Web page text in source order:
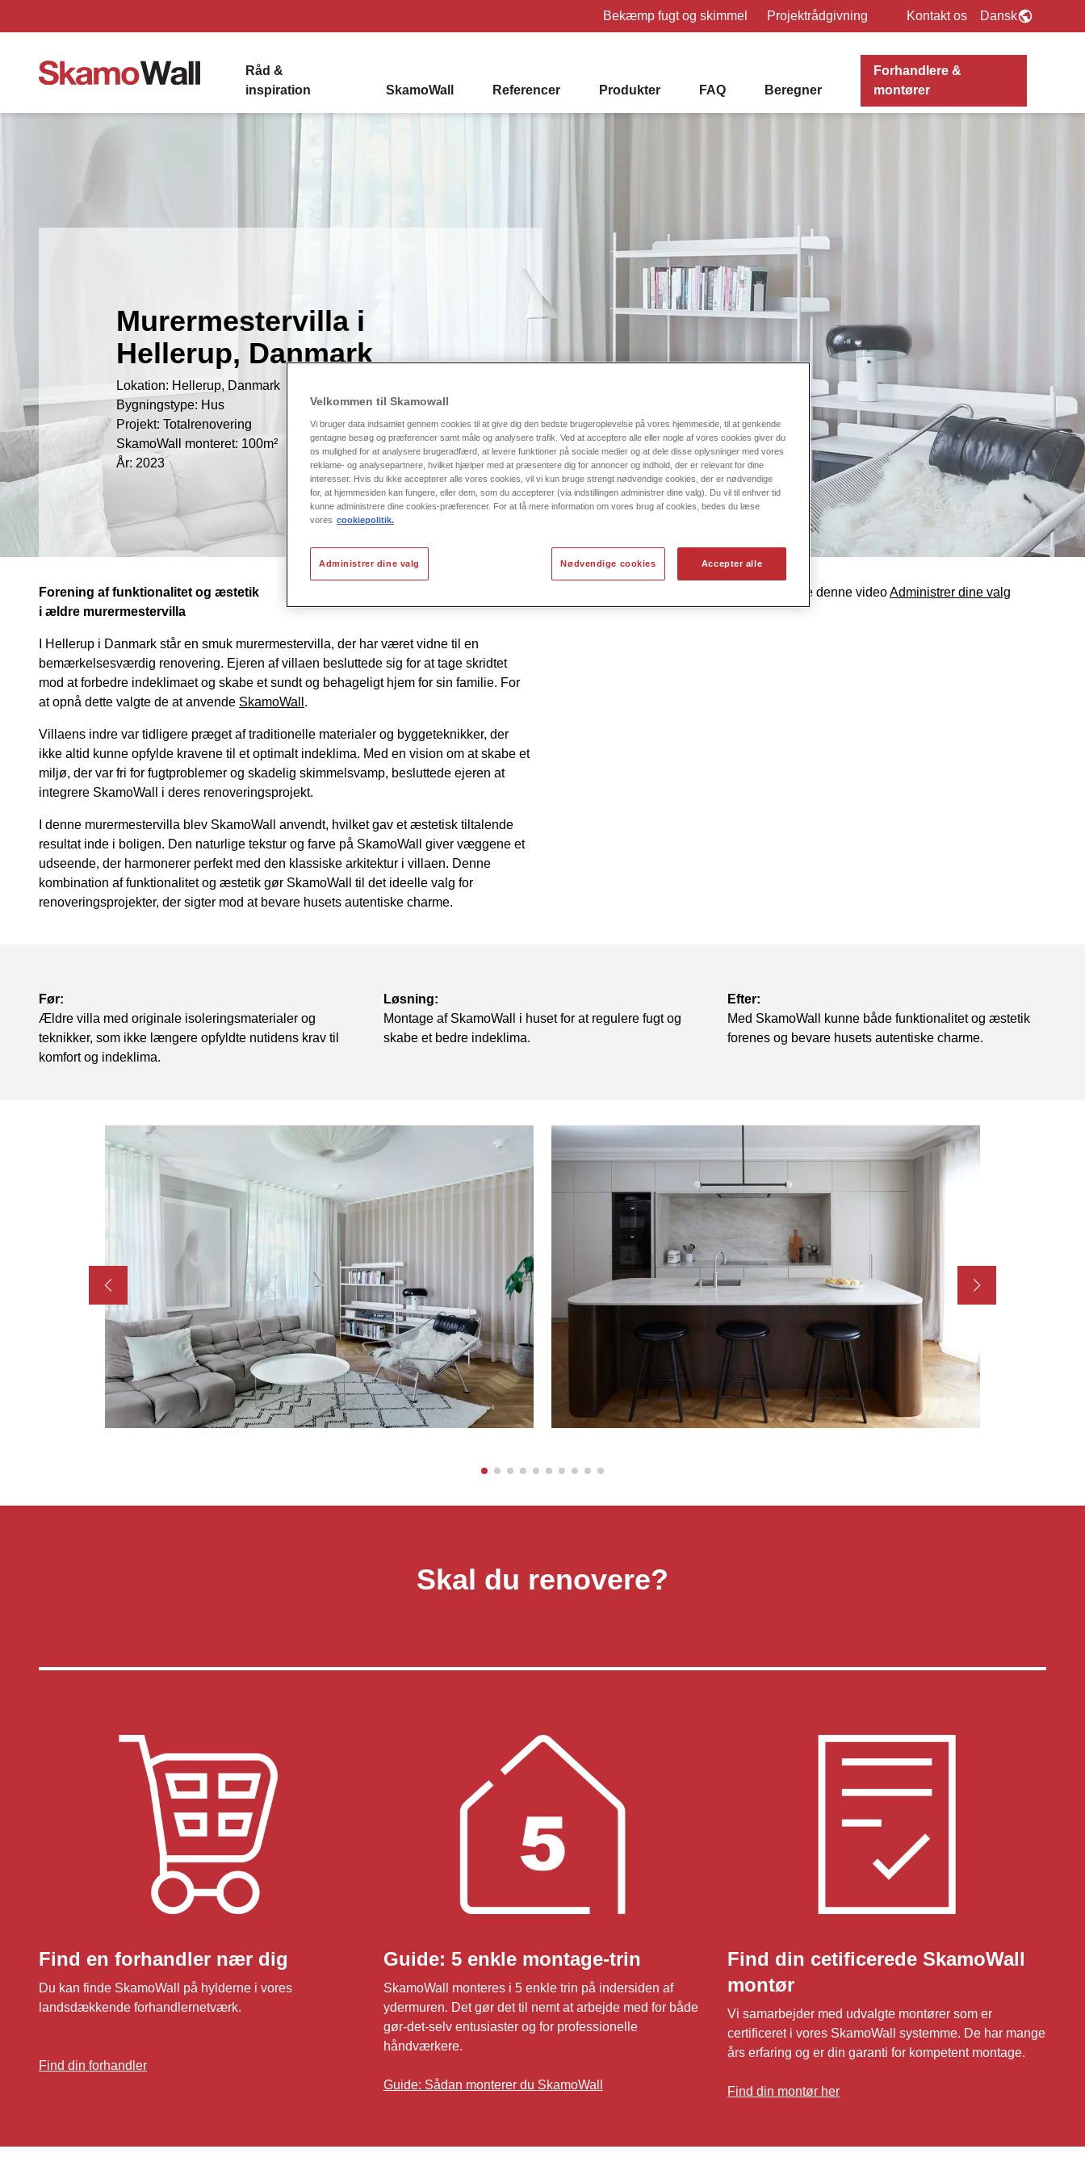
Bekæmp fugt og skimmel Projektrådgivning Kontakt os Dansk
Råd &
inspiration
SkamoWall Referencer Produkter FAQ Beregner
Forhandlere &
montører
Murermestervilla i
Hellerup, Danmark
Lokation: Hellerup, Danmark
Bygningstype: Hus
Projekt: Totalrenovering
SkamoWall monteret: 100m²
År: 2023
Forening af funktionalitet og æstetik
i ældre murermestervilla
I Hellerup i Danmark står en smuk murermestervilla, der har været vidne til en
bemærkelsesværdig renovering. Ejeren af villaen besluttede sig for at tage skridtet
mod at forbedre indeklimaet og skabe et sundt og behageligt hjem for sin familie. For
at opnå dette valgte de at anvende SkamoWall .
Villaens indre var tidligere præget af traditionelle materialer og byggeteknikker, der
ikke altid kunne opfylde kravene til et optimalt indeklima. Med en vision om at skabe et
miljø, der var fri for fugtproblemer og skadelig skimmelsvamp, besluttede ejeren at
integrere SkamoWall i deres renoveringsprojekt.
I denne murermestervilla blev SkamoWall anvendt, hvilket gav et æstetisk tiltalende
resultat inde i boligen. Den naturlige tekstur og farve på SkamoWall giver væggene et
udseende, der harmonerer perfekt med den klassiske arkitektur i villaen. Denne
kombination af funktionalitet og æstetik gør SkamoWall til det ideelle valg for
renoveringsprojekter, der sigter mod at bevare husets autentiske charme.
Accepter venligst marketingscookies for at se denne videoAdministrer dine valg
Før:
Ældre villa med originale isoleringsmaterialer og
teknikker, som ikke længere opfyldte nutidens krav til
komfort og indeklima.
Løsning:
Montage af SkamoWall i huset for at regulere fugt og
skabe et bedre indeklima.
Efter:
Med SkamoWall kunne både funktionalitet og æstetik
forenes og bevare husets autentiske charme.
Skal du renovere?
Find en forhandler nær dig
Du kan finde SkamoWall på hylderne i vores
landsdækkende forhandlernetværk.
Find din forhandler
Guide: 5 enkle montage-trin
SkamoWall monteres i 5 enkle trin på indersiden af
ydermuren. Det gør det til nemt at arbejde med for både
gør-det-selv entusiaster og for professionelle
håndværkere.
Guide: Sådan monterer du SkamoWall
Find din cetificerede SkamoWall
montør
Vi samarbejder med udvalgte montører som er
certificeret i vores SkamoWall systemme. De har mange
års erfaring og er din garanti for kompetent montage.
Find din montør her
Velkommen til Skamowall
Vi bruger data indsamlet gennem cookies til at give dig den bedste brugeroplevelse på vores hjemmeside, til at genkende
gentagne besøg og præferencer samt måle og analysere trafik. Ved at acceptere alle eller nogle af vores cookies giver du
os mulighed for at analysere brugeradfærd, at levere funktioner på sociale medier og at dele disse oplysninger med vores
reklame- og analysepartnere, hvilket hjælper med at præsentere dig for annoncer og indhold, der er relevant for dine
interesser. Hvis du ikke accepterer alle vores cookies, vil vi kun bruge strengt nødvendige cookies, der er nødvendige
for, at hjemmesiden kan fungere, eller dem, som du accepterer (via indstillingen administrer dine valg). Du vil til enhver tid
kunne administrere dine cookies-præferencer. For at få mere information om vores brug af cookies, bedes du læse
vores cookiepolitik.
Administrer dine valg Nødvendige cookies Accepter alle